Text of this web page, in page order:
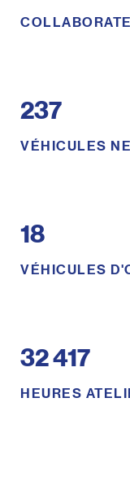
237
VÉHICULES
18
VÉHICULES
32 417
HEURES